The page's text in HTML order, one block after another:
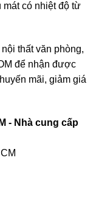
có nhiệt độ từ
thất văn phòng,
để nhận được
mãi, giảm giá
- Nhà cung cấp